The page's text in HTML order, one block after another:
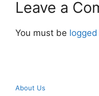
Leave a
You must be logged
About Us